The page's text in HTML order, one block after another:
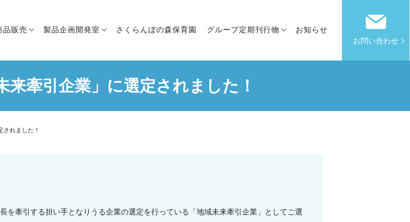
品販売 製品企画開発室 さくらんぼの森保育園 グループ定期刊行物
お知らせ
お問い合わせ
牽引企業」に選定されました！
れました！
を牽引する担い手となりうる企業の選定を行っている「地域未来牽引企業」としてご選